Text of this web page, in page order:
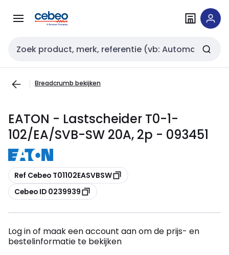
naar
naar
Zoekveld invoer
Breadcrumb bekijken
EATON - Lastscheider T0-1-
102/EA/SVB-SW 20A, 2p - 093451
Kopiëren
Ref Cebeo T01102EASVBSW
Kopiëren
Cebeo ID 0239939
Log in of maak een account aan om de prijs- en
bestelinformatie te bekijken